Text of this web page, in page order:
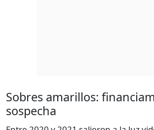
Sobres amarillos:
sospecha